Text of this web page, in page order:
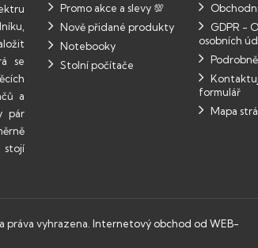
se
a
pár
stojí
Promo akce a slevy 💯
Nově přidané produkty
Notebooky
Stolní počítače
GDPR -
osobních
formulář
Mapa
práva vyhrazena. Internetový obchod od WEB-